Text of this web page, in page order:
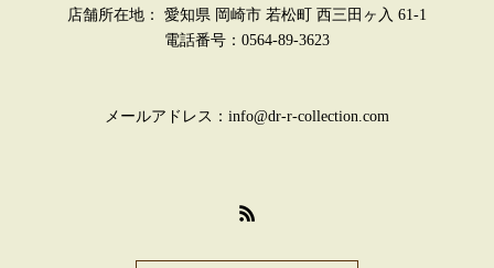
店舗所在地： 愛知県 岡崎市 若松町 西三田ヶ入 61-1
電話番号：0564-89-3623
メールアドレス：info@dr-r-collection.com